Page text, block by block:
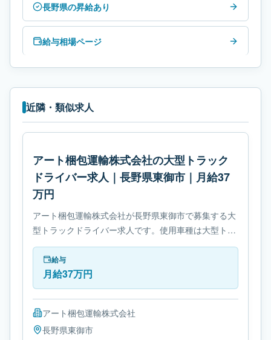
長野県の昇給あり
給与相場ページ
近隣・類似求人
アート梱包運輸株式会社の大型トラック
ドライバー求人｜長野県東御市｜月給37
万円
アート梱包運輸株式会社が長野県東御市で募集する大
型トラックドライバー求人です。使用車種は大型トラ
ックです。勤務時間は- 変形労働時間制です。必要免
許は- 大型自動車免許です。
給与
月給37万円
アート梱包運輸株式会社
長野県東御市